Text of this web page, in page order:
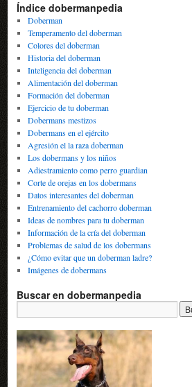
Índice dobermanpedia
Doberman
Temperamento del doberman
Colores del doberman
Historia del doberman
Inteligencia del doberman
Alimentación del doberman
Formación del doberman
Ejercicio de tu doberman
Dobermans mestizos
Dobermans en el ejército
Agresión el la raza doberman
Los dobermans y los niños
Adiestramiento como perro guardian
Corte de orejas en los dobermans
Datos interesantes del doberman
Entrenamiento del cachorro doberman
Ideas de nombres para tu doberman
Información de la cría del doberman
Problemas de salud de los dobermans
¿Cómo evitar que un doberman ladre?
Imágenes de dobermans
Buscar en dobermanpedia